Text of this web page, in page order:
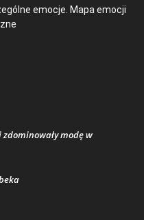
emocje. Mapa emocji
modę w